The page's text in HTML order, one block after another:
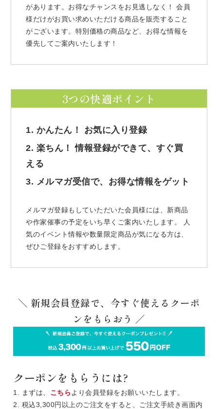
があります。お得なチャンスをお見逃しなく！ 会員
様だけがお買い求めいただける商品を販売すること
がございます。特別価格の商品など、お得な情報を
優先してご案内いたします！
3つの快適ポイント
1. かんたん！ お気に入り登録
2. 楽ちん！ 情報登録ができて、すぐ買
える
3. メルマガ受信で、お得な情報をゲット
メルマガ登録もしていただいた会員様には、新商品
や作家催事の予定をいち早くご案内いたします。 人
気のイベント情報や数量限定商品が気になる方は、
ぜひご登録をおすすめします。
＼ 新規会員登録で、今すぐ使えるクーポ
ンをもらおう ／
クーポンをもらうには?
1. まずは、 こちらより会員登録をお願いいたします。
2. 税込3,300円以上のご注文をすると、ご注文手続き画面内